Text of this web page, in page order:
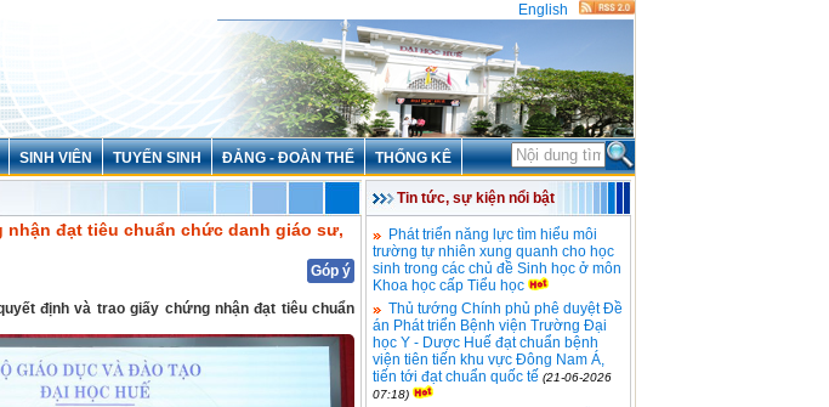
English
SINH VIÊN TUYỂN SINH ĐẢNG - ĐOÀN THỂ THỐNG KÊ
đạt tiêu chuẩn chức danh giáo sư,
Góp ý
định và trao giấy chứng nhận đạt tiêu chuẩn
Tin tức, sự kiện nổi bật
Phát triển năng lực tìm hiểu môi
trường tự nhiên xung quanh cho học
sinh trong các chủ đề Sinh học ở môn
Khoa học cấp Tiểu học
Thủ tướng Chính phủ phê duyệt Đề
án Phát triển Bệnh viện Trường Đại
học Y - Dược Huế đạt chuẩn bệnh
viện tiên tiến khu vực Đông Nam Á,
tiến tới đạt chuẩn quốc tế (21-06-2026
07:18)